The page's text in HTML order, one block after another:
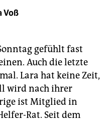
Voß
gefühlt fast
Auch die letzte
Lara hat keine Zeit,
wird nach ihrer
ist Mitglied in
Rat. Seit dem